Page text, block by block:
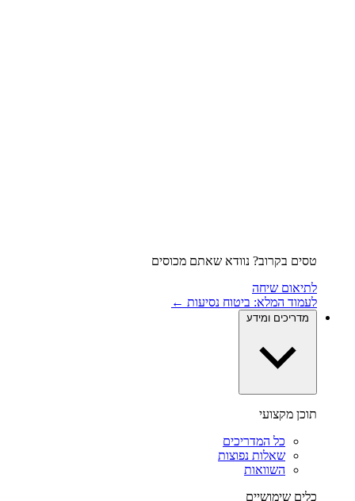
טסים בקרוב? נוודא שאתם מכוסים
לתיאום שיחה
לעמוד המלא: ביטוח נסיעות ←
מדריכים ומידע
תוכן מקצועי
כל המדריכים
שאלות נפוצות
השוואות
כלים שימושיים